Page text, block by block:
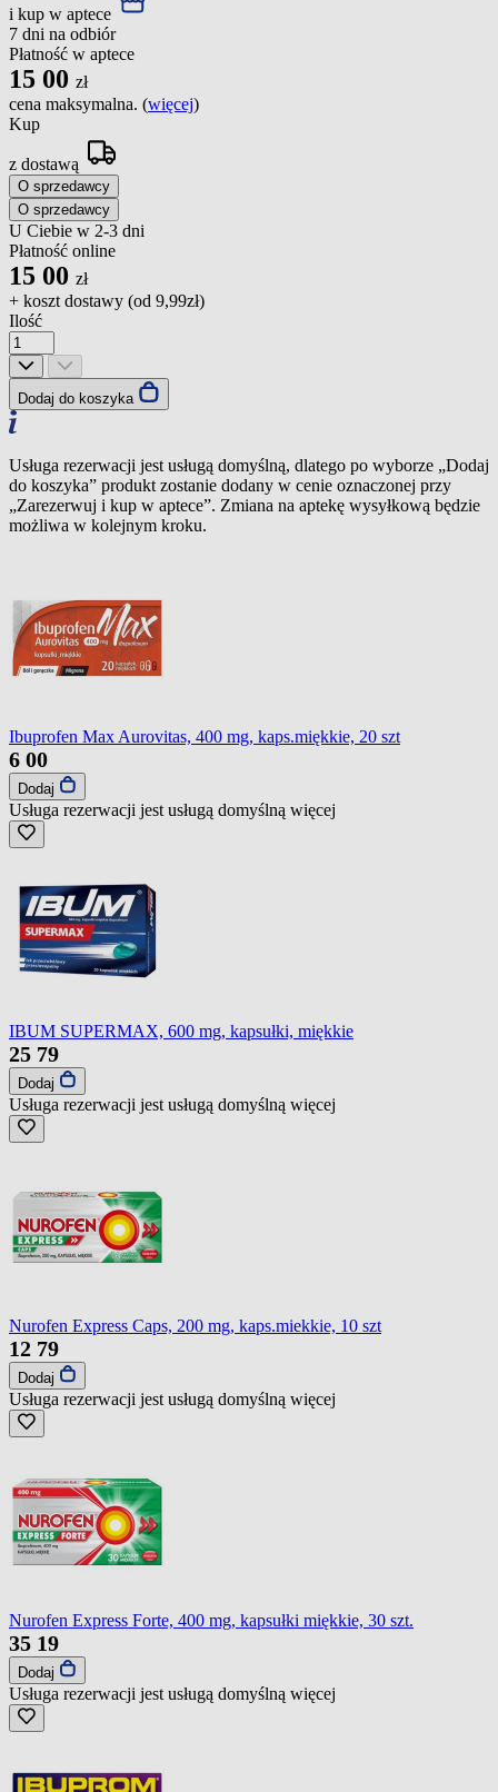
i kup w aptece
7 dni na odbiór
Płatność w aptece
15 00 zł
cena maksymalna. (więcej)
Kup
z dostawą
O sprzedawcy
O sprzedawcy
U Ciebie w 2-3 dni
Płatność online
15 00 zł
+ koszt dostawy (od 9,99zł)
Ilość
Dodaj do koszyka
Usługa rezerwacji jest usługą domyślną, dlatego po wyborze „Dodaj
do koszyka” produkt zostanie dodany w cenie oznaczonej przy
„Zarezerwuj i kup w aptece”. Zmiana na aptekę wysyłkową będzie
możliwa w kolejnym kroku.
Ibuprofen Max Aurovitas, 400 mg, kaps.miękkie, 20 szt
6 00
Dodaj
Usługa rezerwacji jest usługą domyślną więcej
IBUM SUPERMAX, 600 mg, kapsułki, miękkie
25 79
Dodaj
Usługa rezerwacji jest usługą domyślną więcej
Nurofen Express Caps, 200 mg, kaps.miekkie, 10 szt
12 79
Dodaj
Usługa rezerwacji jest usługą domyślną więcej
Nurofen Express Forte, 400 mg, kapsułki miękkie, 30 szt.
35 19
Dodaj
Usługa rezerwacji jest usługą domyślną więcej